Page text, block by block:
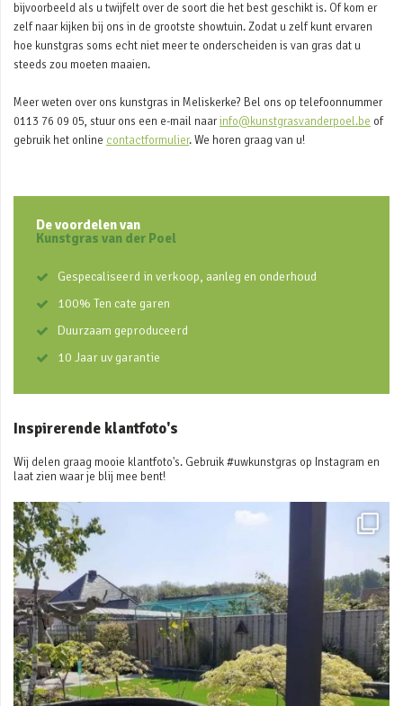
bijvoorbeeld als u twijfelt over de soort die het best geschikt is. Of kom er
zelf naar kijken bij ons in de grootste showtuin. Zodat u zelf kunt ervaren
hoe kunstgras soms echt niet meer te onderscheiden is van gras dat u
steeds zou moeten maaien.
Meer weten over ons kunstgras in Meliskerke? Bel ons op telefoonnummer
0113 76 09 05, stuur ons een e-mail naarinfo@kunstgrasvanderpoel.be of
gebruik het online contactformulier. We horen graag van u!
De voordelen van
Kunstgras van der Poel
Gespecaliseerd in verkoop, aanleg en onderhoud
100% Ten cate garen
Duurzaam geproduceerd
10 Jaar uv garantie
Inspirerende klantfoto's
Wij delen graag mooie klantfoto's. Gebruik #uwkunstgras op Instagram en
laat zien waar je blij mee bent!